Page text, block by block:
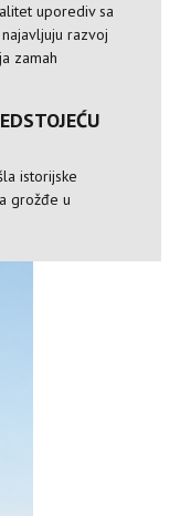
uporediv sa
razvoj
zamah
istorijske
grožđe u